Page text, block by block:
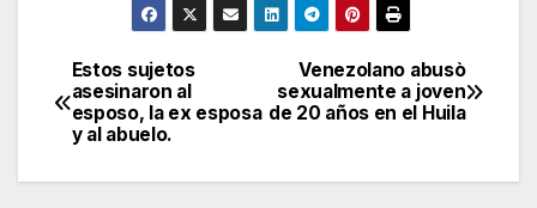
Navegación
de
entradas
Venezolano abusò
sexualmente a joven
de 20 años en el Huila
Estos sujetos
asesinaron al
esposo, la ex esposa
y al abuelo.